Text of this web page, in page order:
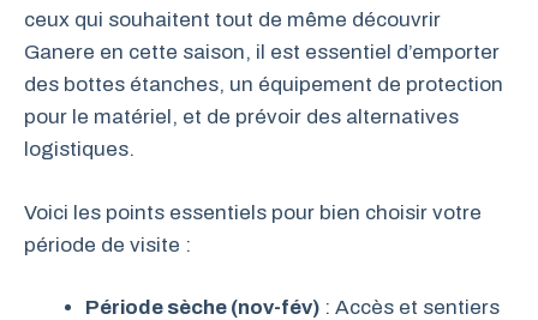
ceux qui souhaitent tout de même découvrir
Ganere en cette saison, il est essentiel d’emporter
des bottes étanches, un équipement de protection
pour le matériel, et de prévoir des alternatives
logistiques.
Voici les points essentiels pour bien choisir votre
période de visite :
Période sèche (nov-fév) : Accès et sentiers